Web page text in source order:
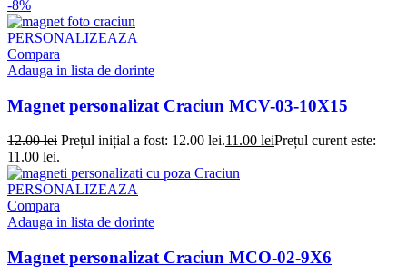
-8%
PERSONALIZEAZA
Compara
Adauga in lista de dorinte
Magnet personalizat Craciun MCV-03-10X15
12.00lei Prețul inițial a fost: 12.00 lei.11.00 leiPrețul curent este:
11.00 lei.
PERSONALIZEAZA
Compara
Adauga in lista de dorinte
Magnet personalizat Craciun MCO-02-9X6